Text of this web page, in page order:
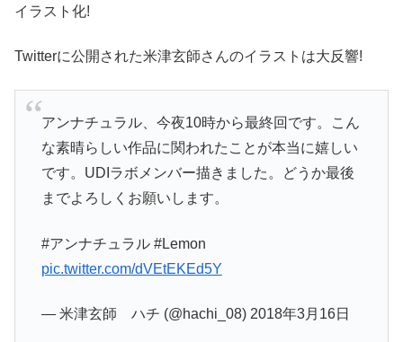
イラスト化!
Twitterに公開された米津玄師さんのイラストは大反響!
アンナチュラル、今夜10時から最終回です。こん
な素晴らしい作品に関われたことが本当に嬉しい
です。UDIラボメンバー描きました。どうか最後
までよろしくお願いします。
#アンナチュラル #Lemon
pic.twitter.com/dVEtEKEd5Y
— 米津玄師 ハチ (@hachi_08) 2018年3月16日